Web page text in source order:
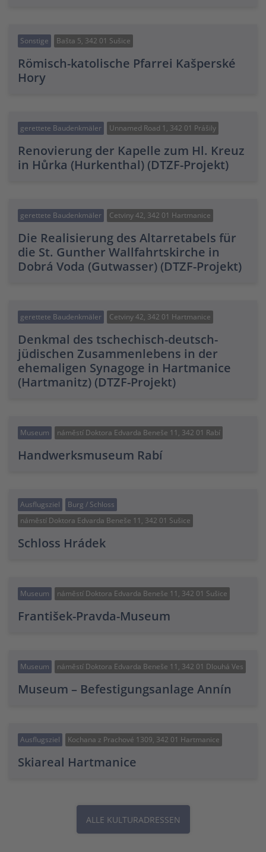
Sonstige Bašta 5, 342 01 Sušice
Römisch-katolische Pfarrei Kašperské
Hory
gerettete Baudenkmäler Unnamed Road 1, 342 01 Prášily
Renovierung der Kapelle zum Hl. Kreuz
in Hůrka (Hurkenthal) (DTZF-Projekt)
gerettete Baudenkmäler Cetviny 42, 342 01 Hartmanice
Die Realisierung des Altarretabels für
die St. Gunther Wallfahrtskirche in
Dobrá Voda (Gutwasser) (DTZF-Projekt)
gerettete Baudenkmäler Cetviny 42, 342 01 Hartmanice
Denkmal des tschechisch-deutsch-
jüdischen Zusammenlebens in der
ehemaligen Synagoge in Hartmanice
(Hartmanitz) (DTZF-Projekt)
Museum náměstí Doktora Edvarda Beneše 11, 342 01 Rabí
Handwerksmuseum Rabí
Ausflugsziel
Burg / Schloss
náměstí Doktora Edvarda Beneše 11, 342 01 Sušice
Schloss Hrádek
Museum náměstí Doktora Edvarda Beneše 11, 342 01 Sušice
František-Pravda-Museum
Museum náměstí Doktora Edvarda Beneše 11, 342 01 Dlouhá Ves
Museum – Befestigungsanlage Annín
Ausflugsziel Kochana z Prachové 1309, 342 01 Hartmanice
Skiareal Hartmanice
ALLE KULTURADRESSEN